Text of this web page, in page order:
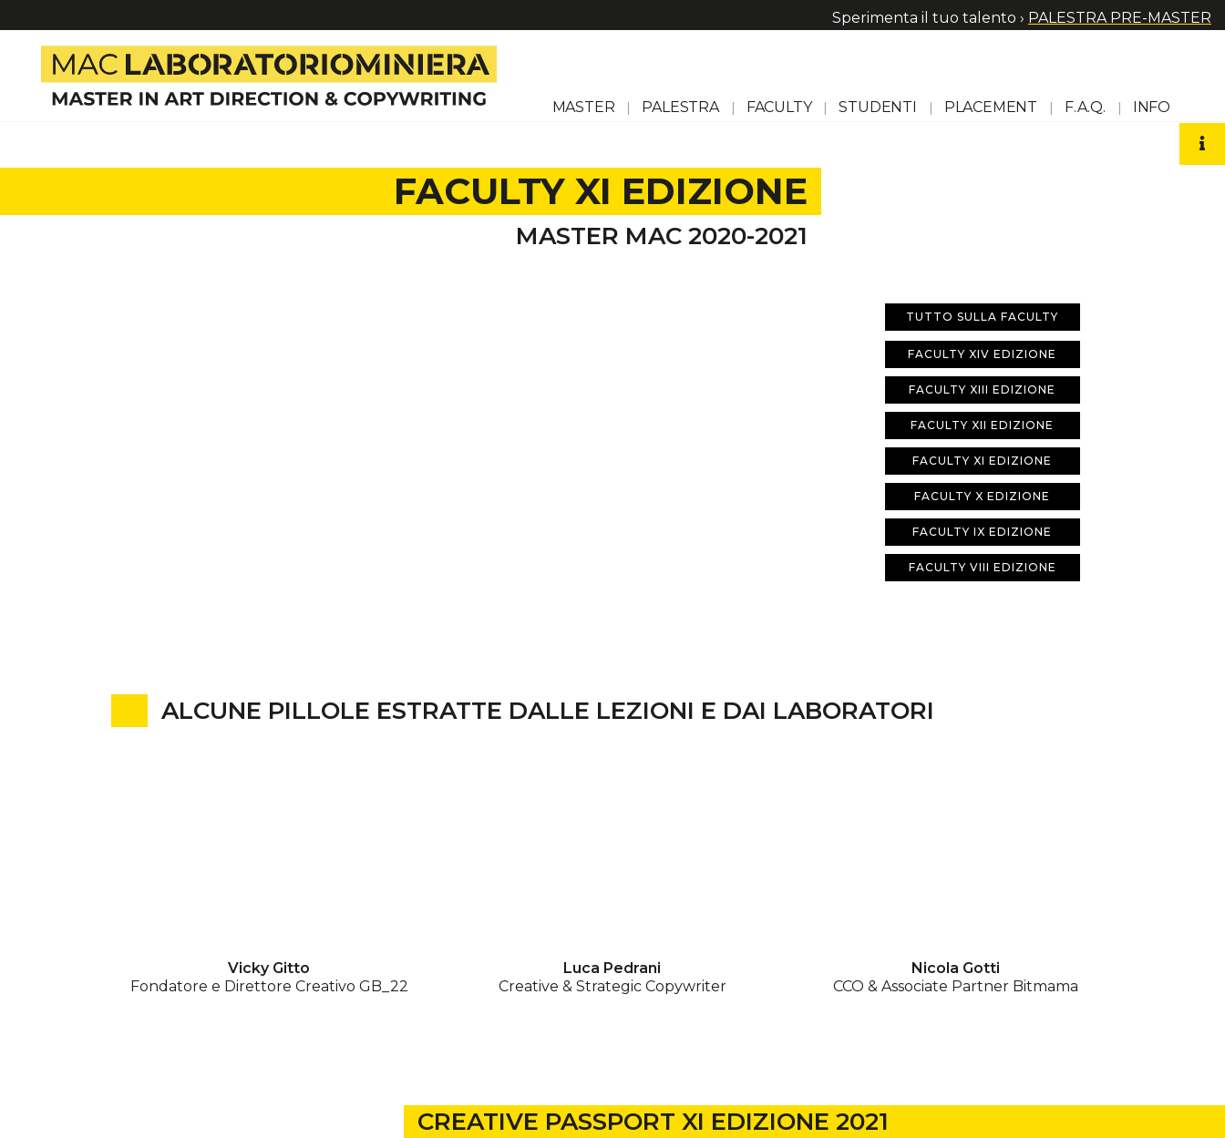
Sperimenta il tuo talento › PALESTRA PRE-MASTER
MASTER PALESTRA FACULTY STUDENTI PLACEMENT F.A.Q. INFO
FACULTY XI EDIZIONE
MASTER MAC 2020-2021
TUTTO SULLA FACULTY
FACULTY XIV EDIZIONE
FACULTY XIII EDIZIONE
FACULTY XII EDIZIONE
FACULTY XI EDIZIONE
FACULTY X EDIZIONE
FACULTY IX EDIZIONE
FACULTY VIII EDIZIONE
ALCUNE PILLOLE ESTRATTE DALLE LEZIONI E DAI LABORATORI
Vicky Gitto
Fondatore e Direttore Creativo GB_22
Luca Pedrani
Creative & Strategic Copywriter
Nicola Gotti
CCO & Associate Partner Bitmama
CREATIVE PASSPORT XI EDIZIONE 2021